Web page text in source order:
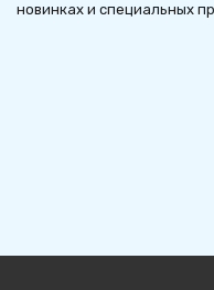
новинках и специальных